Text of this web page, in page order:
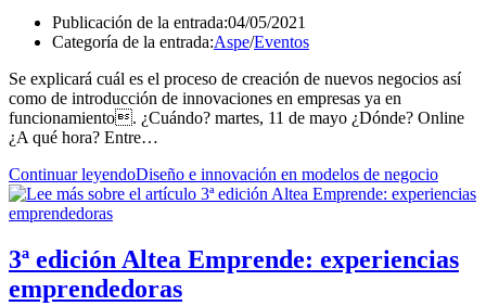
Publicación de la entrada:04/05/2021
Categoría de la entrada:Aspe/Eventos
Se explicará cuál es el proceso de creación de nuevos negocios así
como de introducción de innovaciones en empresas ya en
funcionamiento. ¿Cuándo? martes, 11 de mayo ¿Dónde? Online
¿A qué hora? Entre…
Continuar leyendoDiseño e innovación en modelos de negocio
3ª edición Altea Emprende: experiencias
emprendedoras